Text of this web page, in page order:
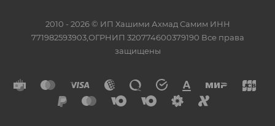
2010 - 2026 © ИП Хашими Ахмад Самим ИНН
771982593903,ОГРНИП 320774600379190 Все права
защищены